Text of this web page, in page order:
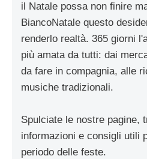
il Natale possa non finire
BiancoNatale questo
renderlo realtà. 365 giorni
più amata da tutti: dai
da fare in compagnia, alle
musiche tradizionali.
Spulciate le nostre pagine,
informazioni e consigli utili
periodo delle feste.